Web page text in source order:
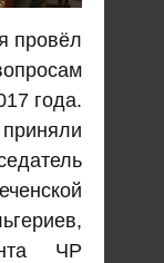
провёл
года.
ЧР